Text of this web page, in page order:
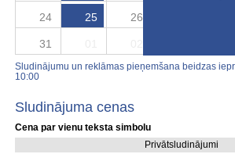
24 25 26
31
Sludinājumu un reklāmas pieņemšana beidzas
10:00
Sludinājuma cenas
Cena par vienu teksta simbolu
Privātsludinājumi